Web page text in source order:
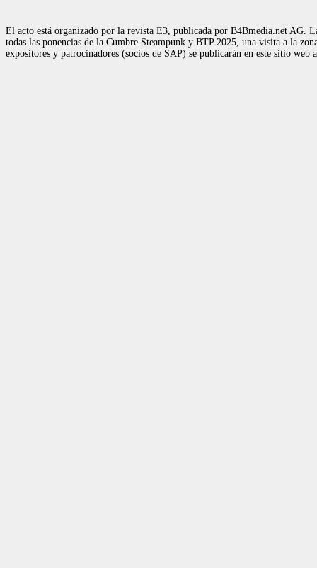
El acto está organizado por la revista E3, publicada por B4Bmedia.net AG.
todas las ponencias de la Cumbre Steampunk y BTP 2025, una visita a la
expositores y patrocinadores (socios de SAP) se publicarán en este sitio web